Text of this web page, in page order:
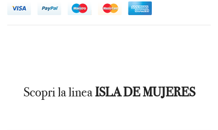
Scopri la lineaISLA DE MUJERES